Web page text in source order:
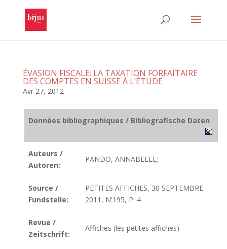
ÉVASION FISCALE: LA TAXATION FORFAITAIRE
DES COMPTES EN SUISSE À L’ÉTUDE
Avr 27, 2012
Données bibliographiques / Bibliografische Daten
Auteurs /
Autoren:
PANDO, ANNABELLE;
Source /
Fundstelle:
PETITES AFFICHES, 30 SEPTEMBRE
2011, N'195, P. 4
Revue /
Zeitschrift:
Affiches (les petites affiches)